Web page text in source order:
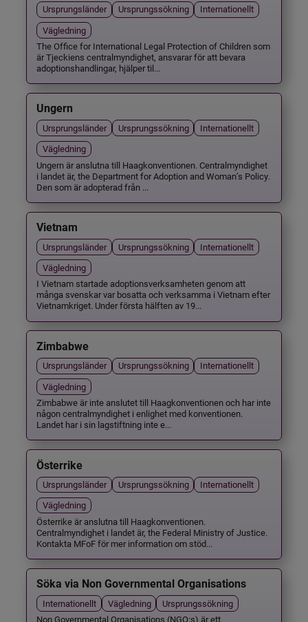
Ursprungsländer Ursprungssökning
Internationellt
Vägledning
The Office for International Legal Protection of Children som
är Tjeckiens centralmyndighet, ansvarar för att bevara
adoptionshandlingar, hjälper til...
Ungern
Ursprungsländer Ursprungssökning
Internationellt
Vägledning
Ungern är anslutna till Haagkonventionen. Centralmyndighet
i landet är, the Department for Adoption and Woman’s Policy.
Den som är adopterad från ...
Vietnam
Ursprungsländer Ursprungssökning
Internationellt
Vägledning
I Vietnam startade adoptionsverksamheten genom att
många svenskar var bosatta och verksamma i Vietnam efter
Vietnamkriget. Under första hälften av 19...
Zimbabwe
Ursprungsländer Ursprungssökning
Internationellt
Vägledning
Zimbabwe är inte anslutet till Haagkonventionen och har inte
någon centralmyndighet i enlighet med konventionen.
Landet har i sin lagstiftning inte e...
Österrike
Ursprungsländer Ursprungssökning
Internationellt
Vägledning
Österrike är anslutna till Haagkonventionen.
Centralmyndighet i landet är, the Federal Ministry of Justice.
Kontakta MFoF för mer information om stöd...
Söka via Non Governmental Organisations
Internationellt Vägledning
Ursprungssökning
Non Governmental Organisations (NGO:s) är ett